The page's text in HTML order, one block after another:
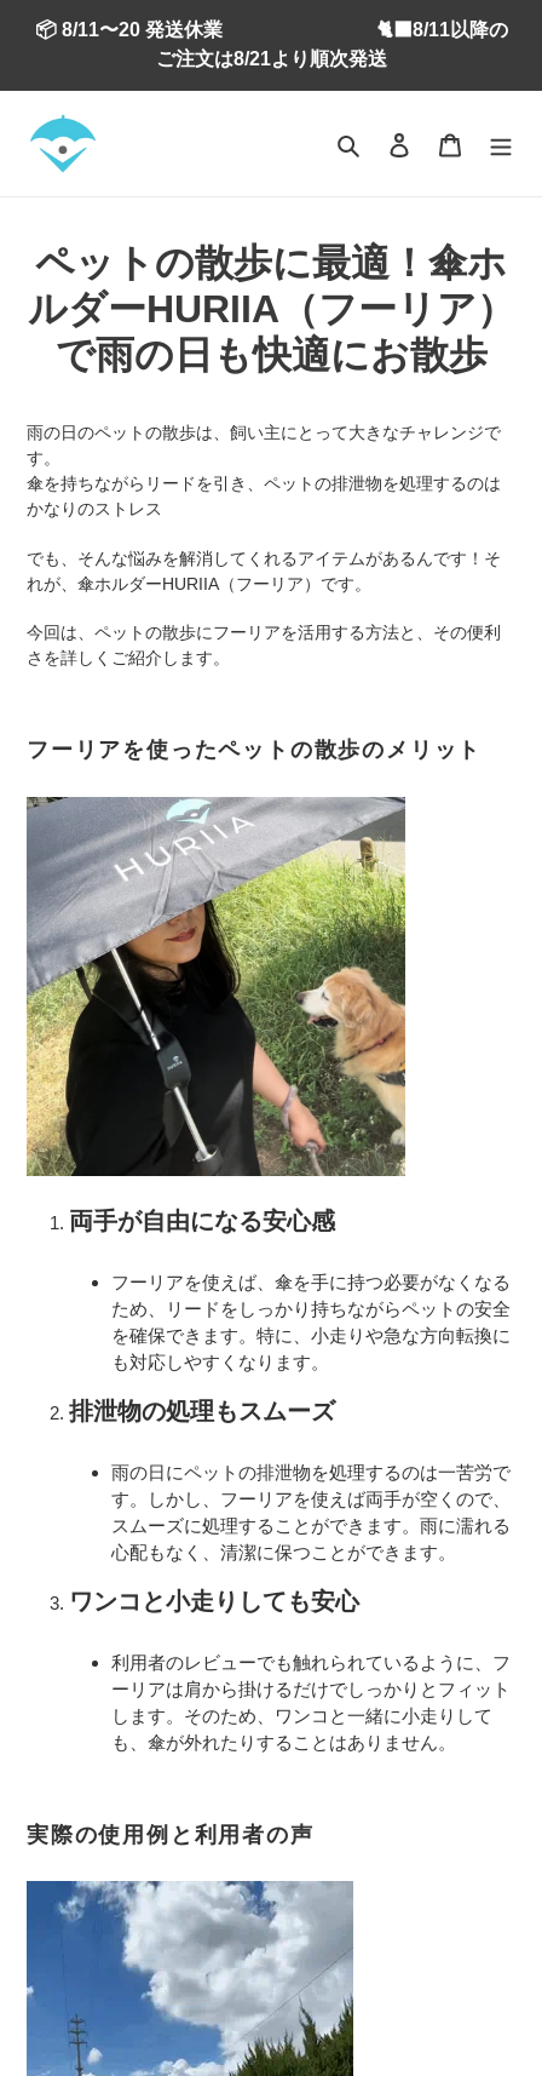
ン
📦 8/11〜20 発送休業 🐈‍⬛8/11以降の
ご注文は8/21より順次発送
検索 ログインカート
ペットの散歩に最適！傘ホ
ルダーHURIIA（フーリア）
で雨の日も快適にお散歩
雨の日のペットの散歩は、飼い主にとって大きなチャレンジで
す。
傘を持ちながらリードを引き、ペットの排泄物を処理するのは
かなりのストレス
でも、そんな悩みを解消してくれるアイテムがあるんです！そ
れが、傘ホルダーHURIIA（フーリア）です。
今回は、ペットの散歩にフーリアを活用する方法と、その便利
さを詳しくご紹介します。
フーリアを使ったペットの散歩のメリット
両手が自由になる安心感
フーリアを使えば、傘を手に持つ必要がなくなる
ため、リードをしっかり持ちながらペットの安全
を確保できます。特に、小走りや急な方向転換に
も対応しやすくなります。
排泄物の処理もスムーズ
雨の日にペットの排泄物を処理するのは一苦労で
す。しかし、フーリアを使えば両手が空くので、
スムーズに処理することができます。雨に濡れる
心配もなく、清潔に保つことができます。
ワンコと小走りしても安心
利用者のレビューでも触れられているように、フ
ーリアは肩から掛けるだけでしっかりとフィット
します。そのため、ワンコと一緒に小走りして
も、傘が外れたりすることはありません。
実際の使用例と利用者の声